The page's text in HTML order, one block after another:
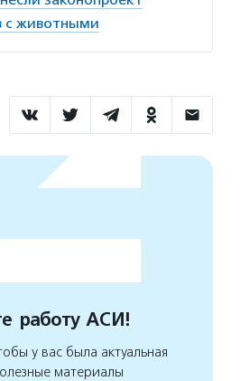
с животными
работу АСИ!
у вас была актуальная
материалы